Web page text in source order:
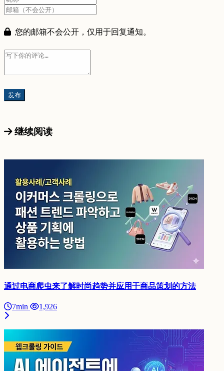
您的邮箱不会公开，仅用于回复通知。
继续阅读
通过电商爬虫来了解时尚趋势并应用于商品策划的方法
7min 1,926